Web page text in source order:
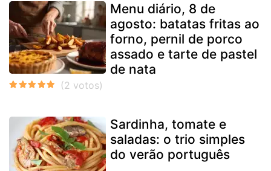
Menu diário, 8 de
agosto: batatas fritas ao
forno, pernil de porco
assado e tarte de pastel
de nata
Sardinha, tomate e
saladas: o trio simples
do verão português